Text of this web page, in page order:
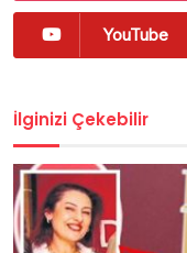
YouTube
İlginizi Çekebilir